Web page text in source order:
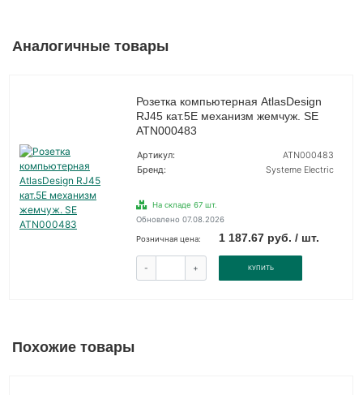
Аналогичные товары
Розетка компьютерная AtlasDesign
RJ45 кат.5E механизм жемчуж. SE
ATN000483
Артикул:
ATN000483
Бренд:
Systeme Electric
На складе 67 шт.
Обновлено 07.08.2026
Розничная цена: 1 187.67 руб. / шт.
- + КУПИТЬ
Похожие товары